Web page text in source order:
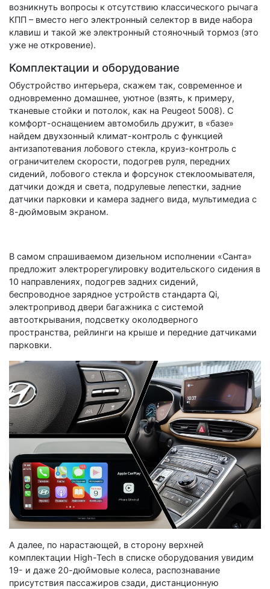
возникнуть вопросы к отсутствию классического рычага
КПП – вместо него электронный селектор в виде набора
клавиш и такой же электронный стояночный тормоз (это
уже не откровение).
Комплектации и оборудование
Обустройство интерьера, скажем так, современное и
одновременно домашнее, уютное (взять, к примеру,
тканевые стойки и потолок, как на Peugeot 5008). С
комфорт-оснащением автомобиль дружит, в «базе»
найдем двухзонный климат-контроль с функцией
антизапотевания лобового стекла, круиз-контроль с
ограничителем скорости, подогрев руля, передних
сидений, лобового стекла и форсунок стеклоомывателя,
датчики дождя и света, подрулевые лепестки, задние
датчики парковки и камера заднего вида, мультимедиа с
8-дюймовым экраном.
В самом спрашиваемом дизельном исполнении «Санта»
предложит электрорегулировку водительского сидения в
10 направлениях, подогрев задних сидений,
беспроводное зарядное устройств стандарта Qi,
электропривод двери багажника с системой
автооткрывания, подсветку околодверного
пространства, рейлинги на крыше и передние датчиками
парковки.
А далее, по нарастающей, в сторону верхней
комплектации High-Tech в списке оборудования увидим
19- и даже 20-дюймовые колеса, распознавание
присутствия пассажиров сзади, дистанционную